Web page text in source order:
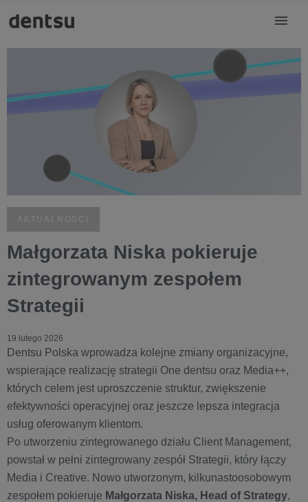
AKTUALNOŚCI
Małgorzata Niska pokieruje
zintegrowanym zespołem
Strategii
19 lutego 2026
Dentsu Polska wprowadza kolejne zmiany organizacyjne,
wspierające realizację strategii One dentsu oraz Media++,
których celem jest uproszczenie struktur, zwiększenie
efektywności operacyjnej oraz jeszcze lepsza integracja
usług oferowanym klientom.
Po utworzeniu zintegrowanego działu Client Management,
powstał w pełni zintegrowany zespół Strategii, który łączy
Media i Creative. Nowo utworzonym, kilkunastoosobowym
zespołem pokieruje Małgorzata Niska, Head of Strategy,